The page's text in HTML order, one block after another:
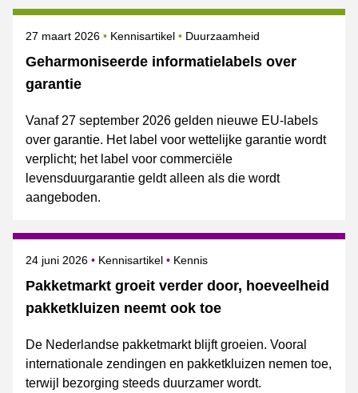
Geharmoniseerde informatielabels over
garantie
Gepubliceerd op
27 maart 2026 Kennisartikel Onderwerpen
Duurzaamheid
Vanaf 27 september 2026 gelden nieuwe EU-labels
over garantie. Het label voor wettelijke garantie wordt
verplicht; het label voor commerciële
levensduurgarantie geldt alleen als die wordt
aangeboden.
Pakketmarkt groeit verder door, hoeveelheid
pakketkluizen neemt ook toe
Gepubliceerd op
24 juni 2026 Kennisartikel Onderwerpen
Kennis
De Nederlandse pakketmarkt blijft groeien. Vooral
internationale zendingen en pakketkluizen nemen toe,
terwijl bezorging steeds duurzamer wordt.